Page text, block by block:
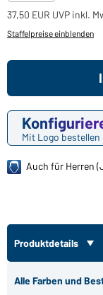
37,50 EUR UVP inkl.
Staffelpreise einblenden
Mit Logo bestellen
Auch für Herren
Produktdetails
Alle Farben und